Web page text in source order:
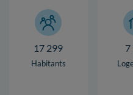
17 299
Habitants
7